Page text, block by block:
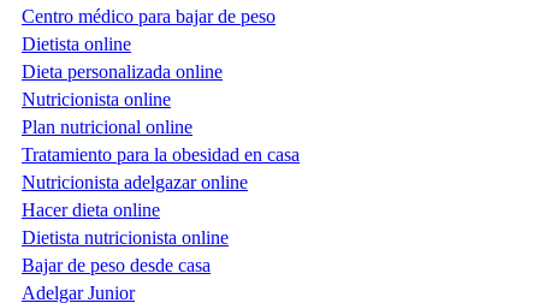
Centro médico para bajar de peso
Dietista online
Dieta personalizada online
Nutricionista online
Plan nutricional online
Tratamiento para la obesidad en casa
Nutricionista adelgazar online
Hacer dieta online
Dietista nutricionista online
Bajar de peso desde casa
Adelgar Junior